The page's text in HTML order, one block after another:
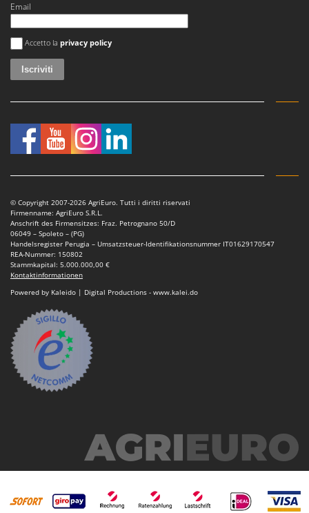
P
Palazzetti
Palumbo Pavi
Partisani
Pramac
Prismafood
Rato
Reber
Redback
Resto Italia
Ribimex
Ripartrak
Ritter
River Systems
Robomow
Rossofuoco
S
S.T.P.
Email
Si è verificato un errore
Accetto la privacy policy
© Copyright 2007-2026 AgriEuro. Tutti i diritti riservati
Firmenname: AgriEuro S.R.L.
Anschrift des Firmensitzes: Fraz. Petrognano 50/D
06049 – Spoleto – (PG)
Handelsregister Perugia – Umsatzsteuer-Identifikationsnummer IT01629170547
REA-Nummer: 150802
Stammkapital: 5.000.000,00 €
Kontaktinformationen
Powered by Kaleido | Digital Productions - www.kalei.do